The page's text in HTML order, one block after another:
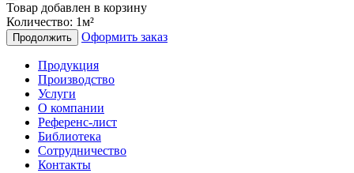
Товар добавлен в корзину
Количество: 1м²
Продолжить Оформить заказ
Продукция
Производство
Услуги
О компании
Референс-лист
Библиотека
Сотрудничество
Контакты